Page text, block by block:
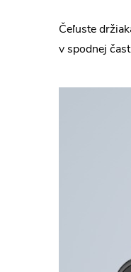
Čeľuste
v spodnej